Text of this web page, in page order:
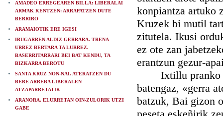
AMADEO ERREGEAREN BILLA: LIBERALAI
ARMAK KENTZEN: ARRAPATZEN DUTE
BERRIRO
ARAMAIOTIK ERE IGESI
IRUGARREN ALDIZ GERRARA. TRENA
URREZ BERTARA TA LURREZ.
BASERRITARRARI BEI BAT KENDU, TA
BIZKARRA BEROTU
SANTA KRUZ NON-NAI. ATERATZEN DU
BERE ARREBA LIBERALEN
ATZAPARRETATIK
ARANORA. ELURRETAN OIN-ZULORIK UTZI
GABE
konpiantza artuko
Kruzek bi mutil
zitutela. Ikusi
ez ote zan
erantzun gezur-
Ixtillu pranko
batengaz, «gerra
batzuk, Bai gizon